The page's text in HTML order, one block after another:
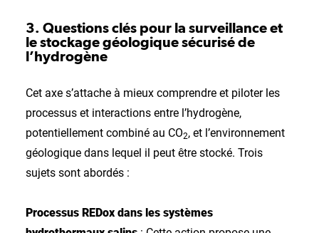
3. Questions clés pour la surveillance et
le stockage géologique sécurisé de
l’hydrogène
Cet axe s’attache à mieux comprendre et piloter les
processus et interactions entre l’hydrogène,
potentiellement combiné au CO2, et l’environnement
géologique dans lequel il peut être stocké. Trois
sujets sont abordés :
Processus REDox dans les systèmes